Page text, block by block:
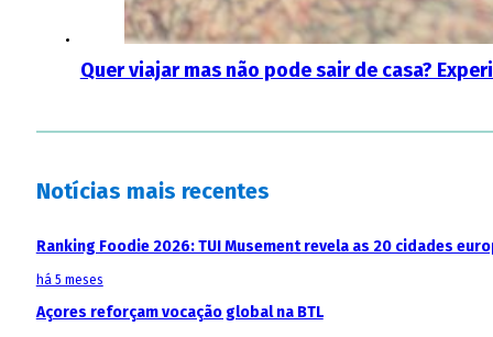
Quer viajar mas não pode sair de casa?
Notícias mais recentes
Ranking Foodie 2026: TUI Musement revela as 20 cidades
há 5 meses
Açores reforçam vocação global na BTL